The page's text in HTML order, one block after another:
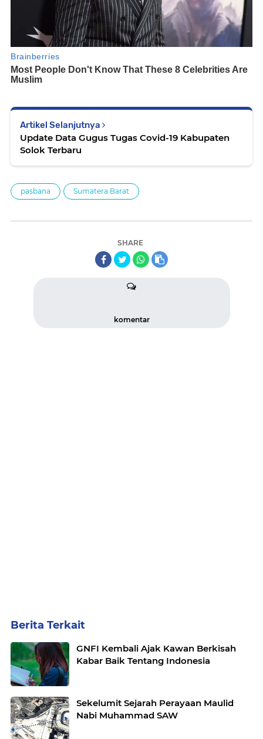
Artikel Selanjutnya
Update Data Gugus Tugas Covid-19 Kabupaten
Solok Terbaru
pasbana Sumatera Barat
SHARE
komentar
Berita Terkait
GNFI Kembali Ajak Kawan Berkisah
Kabar Baik Tentang Indonesia
Sekelumit Sejarah Perayaan Maulid
Nabi Muhammad SAW